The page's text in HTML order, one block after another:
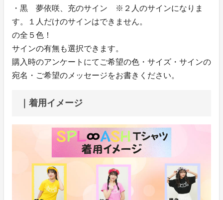
・黒 夢依咲、充のサイン ※２人のサインになりま
す。１人だけのサインはできません。
の全５色！
サインの有無も選択できます。
購入時のアンケートにてご希望の色・サイズ・サインの
宛名・ご希望のメッセージをお書きください。
｜着用イメージ